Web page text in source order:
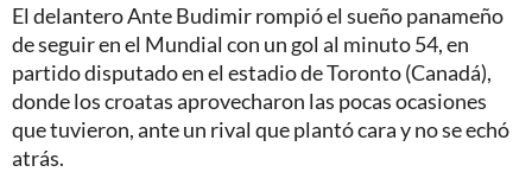
El delantero Ante Budimir rompió el sueño panameño
de seguir en el Mundial con un gol al minuto 54, en
partido disputado en el estadio de Toronto (Canadá),
donde los croatas aprovecharon las pocas ocasiones
que tuvieron, ante un rival que plantó cara y no se echó
atrás.